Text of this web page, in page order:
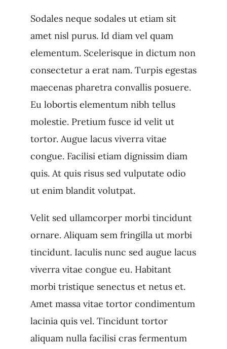
Sodales neque sodales ut etiam sit
amet nisl purus. Id diam vel quam
elementum. Scelerisque in dictum non
consectetur a erat nam. Turpis egestas
maecenas pharetra convallis posuere.
Eu lobortis elementum nibh tellus
molestie. Pretium fusce id velit ut
tortor. Augue lacus viverra vitae
congue. Facilisi etiam dignissim diam
quis. At quis risus sed vulputate odio
ut enim blandit volutpat.
Velit sed ullamcorper morbi tincidunt
ornare. Aliquam sem fringilla ut morbi
tincidunt. Iaculis nunc sed augue lacus
viverra vitae congue eu. Habitant
morbi tristique senectus et netus et.
Amet massa vitae tortor condimentum
lacinia quis vel. Tincidunt tortor
aliquam nulla facilisi cras fermentum